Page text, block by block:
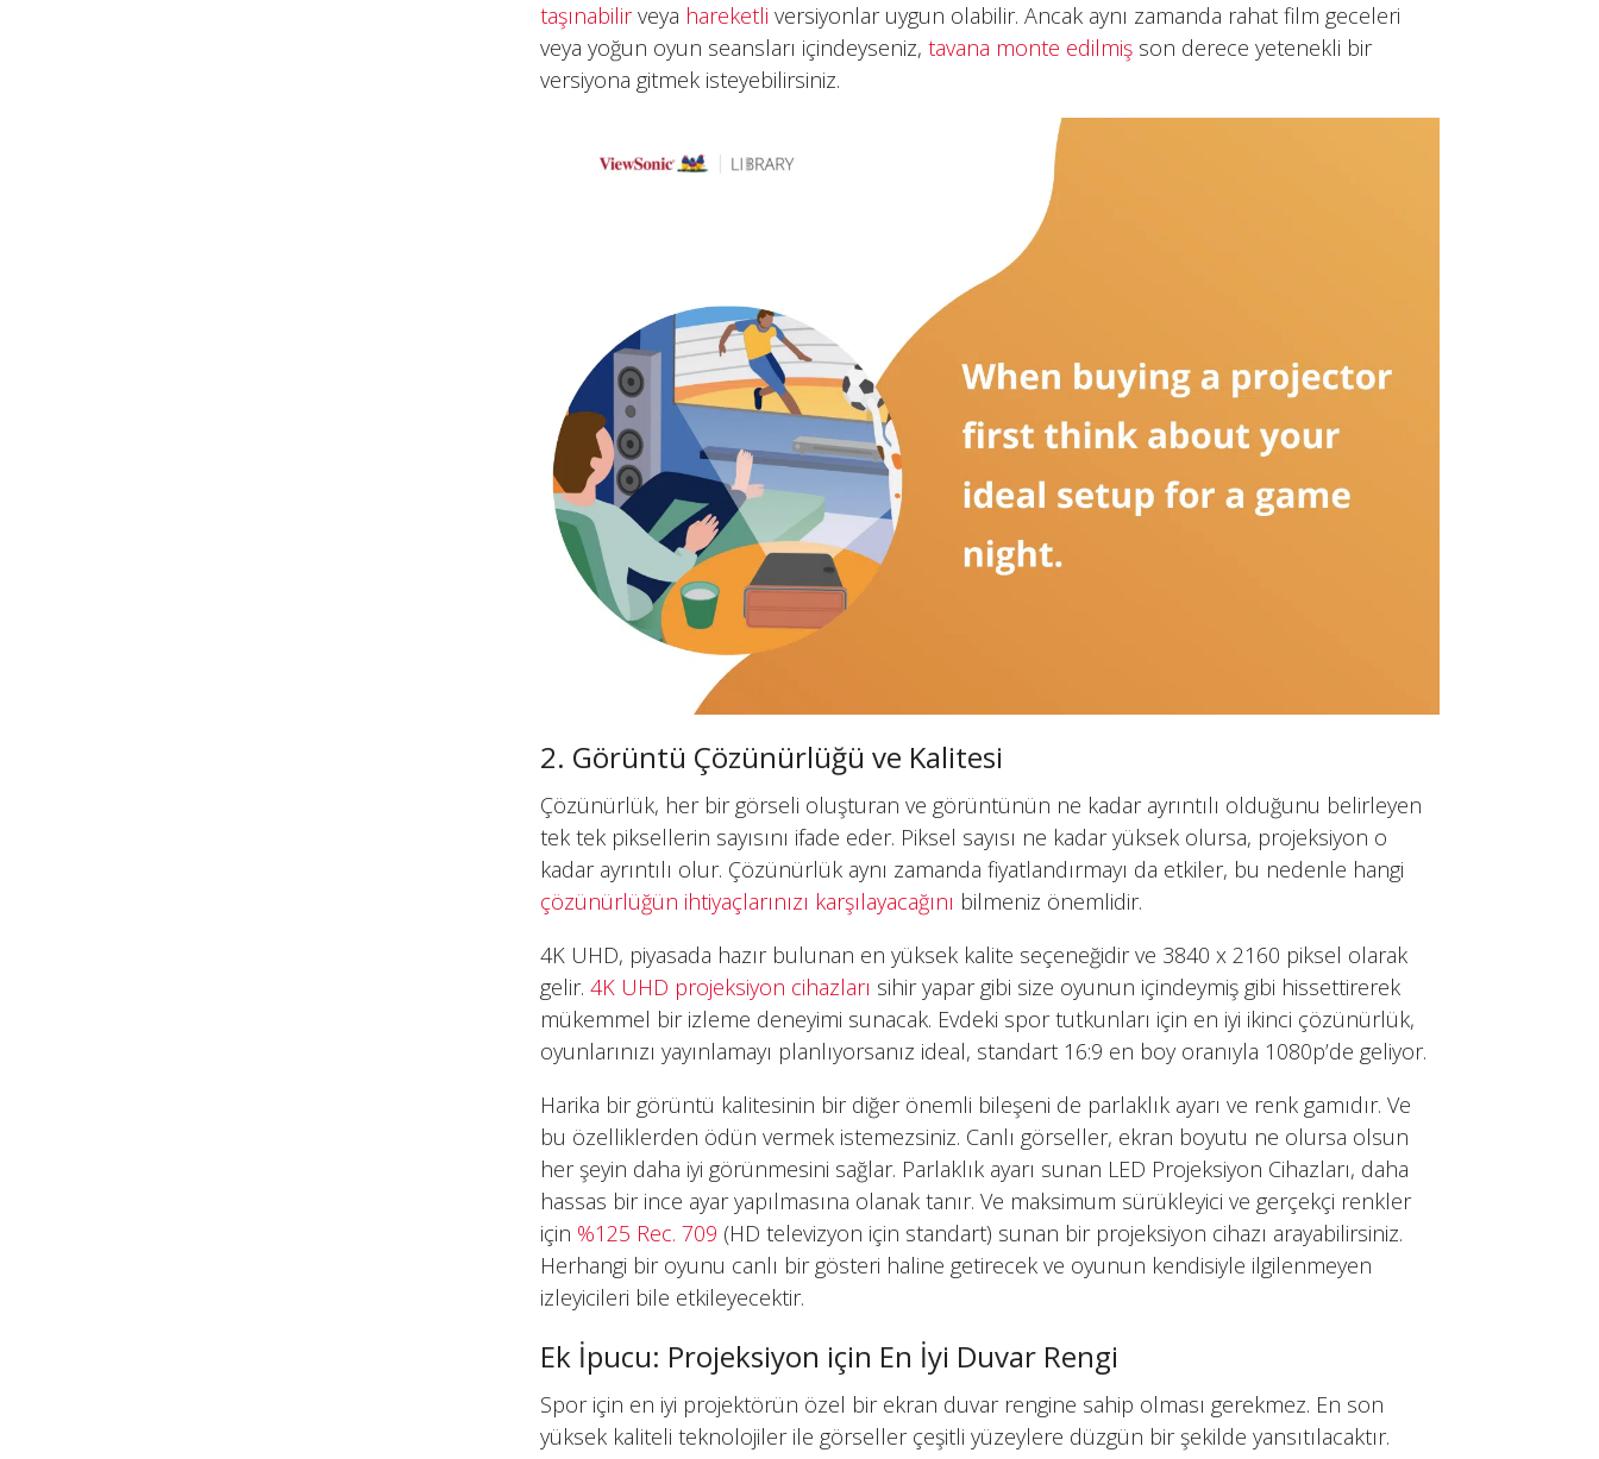
taşınabilirveya hareketli versiyonlar uygun olabilir. Ancak aynı zamanda rahat film geceleri
veya yoğun oyun seansları içindeyseniz,tavana monte edilmiş son derece yetenekli bir
versiyona gitmek isteyebilirsiniz.
2. Görüntü Çözünürlüğü ve Kalitesi
Çözünürlük, her bir görseli oluşturan ve görüntünün ne kadar ayrıntılı olduğunu belirleyen
tek tek piksellerin sayısını ifade eder. Piksel sayısı ne kadar yüksek olursa, projeksiyon o
kadar ayrıntılı olur. Çözünürlük aynı zamanda fiyatlandırmayı da etkiler, bu nedenle hangi
çözünürlüğün ihtiyaçlarınızı karşılayacağını bilmeniz önemlidir.
4K UHD, piyasada hazır bulunan en yüksek kalite seçeneğidir ve 3840 x 2160 piksel olarak
gelir.4K UHD projeksiyon cihazları sihir yapar gibi size oyunun içindeymiş gibi hissettirerek
mükemmel bir izleme deneyimi sunacak. Evdeki spor tutkunları için en iyi ikinci çözünürlük,
oyunlarınızı yayınlamayı planlıyorsanız ideal, standart 16:9 en boy oranıyla 1080p’de geliyor.
Harika bir görüntü kalitesinin bir diğer önemli bileşeni de parlaklık ayarı ve renk gamıdır. Ve
bu özelliklerden ödün vermek istemezsiniz. Canlı görseller, ekran boyutu ne olursa olsun
her şeyin daha iyi görünmesini sağlar. Parlaklık ayarı sunan LED Projeksiyon Cihazları, daha
hassas bir ince ayar yapılmasına olanak tanır. Ve maksimum sürükleyici ve gerçekçi renkler
için %125 Rec. 709 (HD televizyon için standart) sunan bir projeksiyon cihazı arayabilirsiniz.
Herhangi bir oyunu canlı bir gösteri haline getirecek ve oyunun kendisiyle ilgilenmeyen
izleyicileri bile etkileyecektir.
Ek İpucu: Projeksiyon için En İyi Duvar Rengi
Spor için en iyi projektörün özel bir ekran duvar rengine sahip olması gerekmez. En son
yüksek kaliteli teknolojiler ile görseller çeşitli yüzeylere düzgün bir şekilde yansıtılacaktır.